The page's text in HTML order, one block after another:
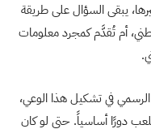
يبقى السؤال على طريقة
أم تُقدَّم كمجرد معلومات
في تشكيل هذا الوعي،
دورًا أساسياً. حتى لو كان